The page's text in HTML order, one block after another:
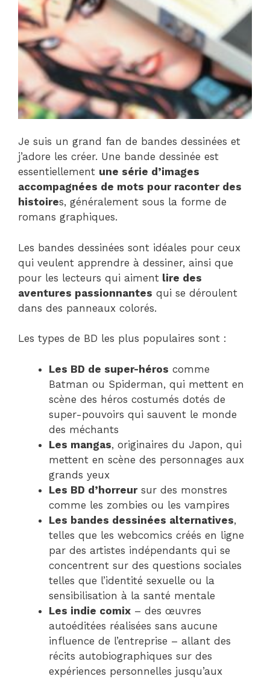
Je suis un grand fan de bandes dessinées et
j’adore les créer. Une bande dessinée est
essentiellement une série d’images
accompagnées de mots pour raconter des
histoires, généralement sous la forme de
romans graphiques.
Les bandes dessinées sont idéales pour ceux
qui veulent apprendre à dessiner, ainsi que
pour les lecteurs qui aiment lire des
aventures passionnantes qui se déroulent
dans des panneaux colorés.
Les types de BD les plus populaires sont :
Les BD de super-héros comme
Batman ou Spiderman, qui mettent en
scène des héros costumés dotés de
super-pouvoirs qui sauvent le monde
des méchants
Les mangas, originaires du Japon, qui
mettent en scène des personnages aux
grands yeux
Les BD d’horreursur des monstres
comme les zombies ou les vampires
Les bandes dessinées alternatives,
telles que les webcomics créés en ligne
par des artistes indépendants qui se
concentrent sur des questions sociales
telles que l’identité sexuelle ou la
sensibilisation à la santé mentale
Les indie comix – des œuvres
autoéditées réalisées sans aucune
influence de l’entreprise – allant des
récits autobiographiques sur des
expériences personnelles jusqu’aux